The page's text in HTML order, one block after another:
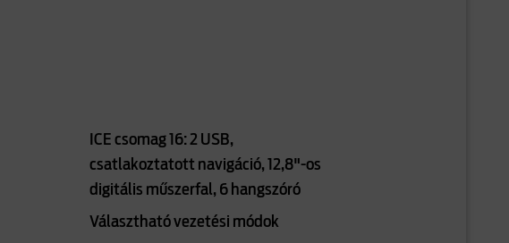
ICE csomag 16: 2 USB,
csatlakoztatott navigáció, 12,8"-os
digitális műszerfal, 6 hangszóró
Választható vezetési módok